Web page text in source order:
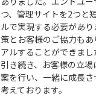
つ、管理サイトを2つと
ルで実現する必要があ
策とお客様のご協力も
アルすることができま
引き続き、お客様の立
案を行い、一緒に成長
考えております。